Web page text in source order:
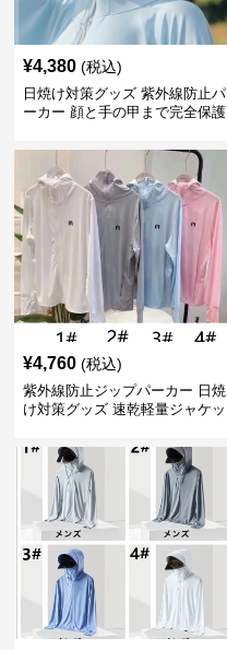
¥4,380 (税込)
日焼け対策グッズ 紫外線防止パ
ーカー 顔と手の甲まで完全保護
¥4,760 (税込)
紫外線防止ジップパーカー 日焼
け対策グッズ 速乾軽量ジャケッ